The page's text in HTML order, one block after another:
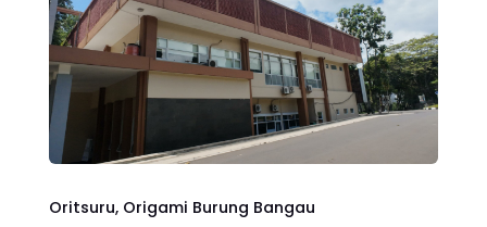
Oritsuru, Origami Burung Bangau